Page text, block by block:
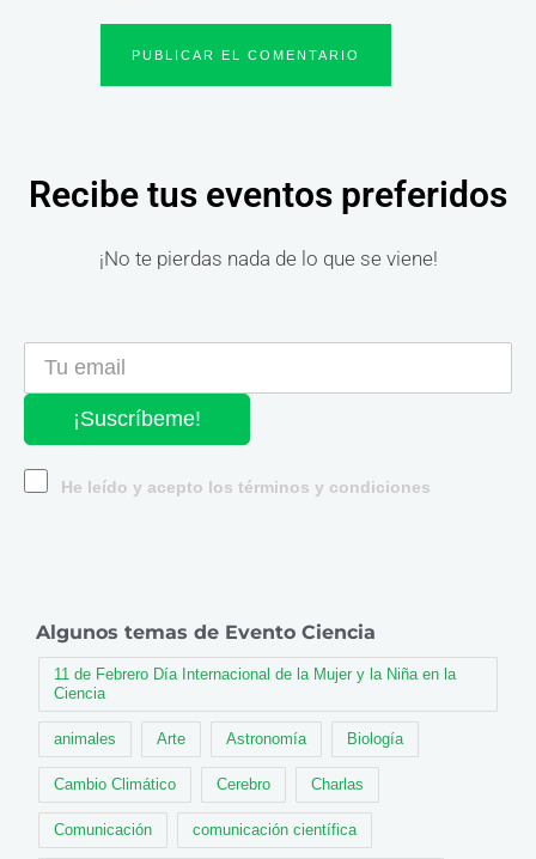
Recibe tus eventos preferidos
¡No te pierdas nada de lo que se viene!
¡Suscríbeme!
He leído y acepto los términos y condiciones
Algunos temas de Evento Ciencia
11 de Febrero Día Internacional de la Mujer y la Niña en la
Ciencia
animales Arte Astronomía Biología
Cambio Climático Cerebro Charlas
Comunicación comunicación científica